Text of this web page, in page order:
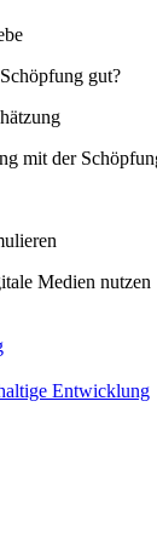
gut?
mit der
Medien nutzen
Entwicklung